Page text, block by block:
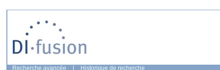
Recherche avancée Historique de recherche